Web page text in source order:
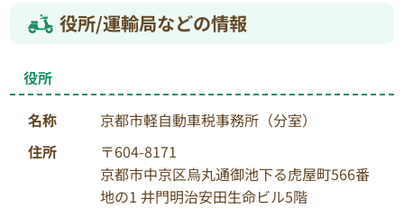
12「つくる責任 つかう責任」の目標を達成いたしま
愛用していたけれど乗らなくなってしまったバイク
や、故障して動かなくなった原付など、不要バイクの
引き取り処分は、信頼と実績の”バイクリサイクルジ
ャパン”に安心してお任せください。
役所/運輸局などの情報
役所
名称
京都市軽自動車税事務所（分室）
住所
〒604-8171
京都市中京区烏丸通御池下る虎屋町566番
地の1 井門明治安田生命ビル5階